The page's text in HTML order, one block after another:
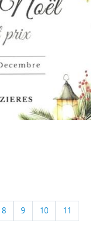
8 9 10 11